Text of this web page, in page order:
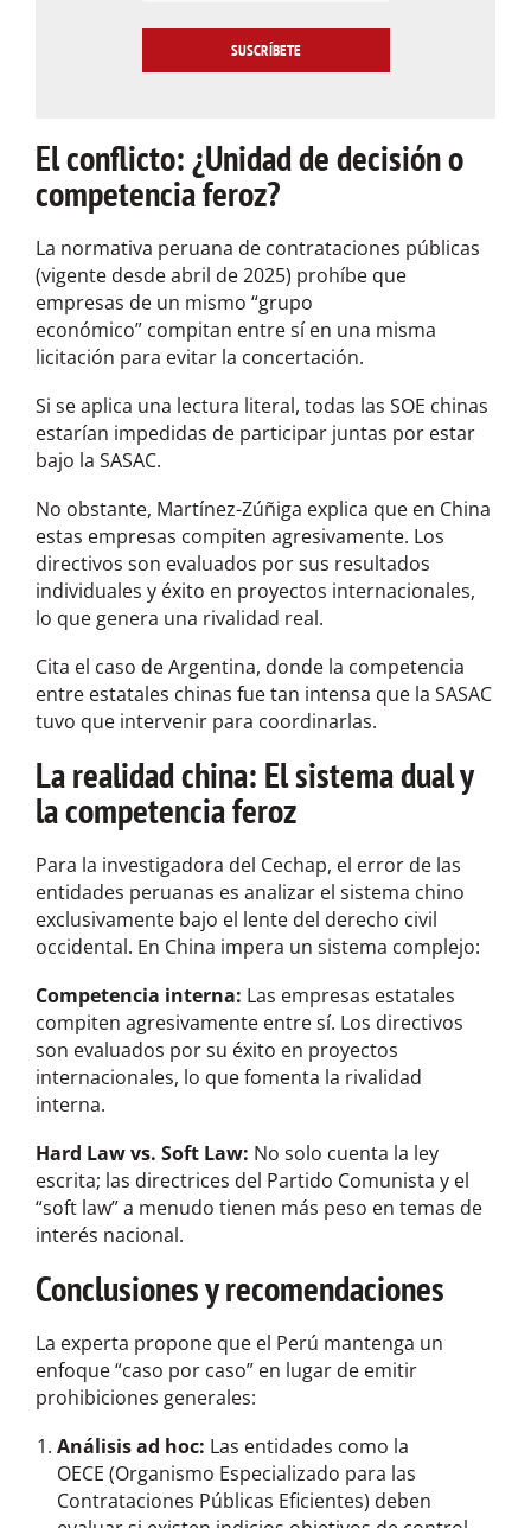
El conflicto: ¿Unidad de decisión o
competencia feroz?
La normativa peruana de contrataciones públicas
(vigente desde abril de 2025) prohíbe que
empresas de un mismo “grupo
económico” compitan entre sí en una misma
licitación para evitar la concertación.
Si se aplica una lectura literal, todas las SOE chinas
estarían impedidas de participar juntas por estar
bajo la SASAC.
No obstante, Martínez-Zúñiga explica que en China
estas empresas compiten agresivamente. Los
directivos son evaluados por sus resultados
individuales y éxito en proyectos internacionales,
lo que genera una rivalidad real.
Cita el caso de Argentina, donde la competencia
entre estatales chinas fue tan intensa que la SASAC
tuvo que intervenir para coordinarlas.
La realidad china: El sistema dual y
la competencia feroz
Para la investigadora del Cechap, el error de las
entidades peruanas es analizar el sistema chino
exclusivamente bajo el lente del derecho civil
occidental. En China impera un sistema complejo:
Competencia interna: Las empresas estatales
compiten agresivamente entre sí. Los directivos
son evaluados por su éxito en proyectos
internacionales, lo que fomenta la rivalidad
interna.
Hard Law vs. Soft Law: No solo cuenta la ley
escrita; las directrices del Partido Comunista y el
“soft law” a menudo tienen más peso en temas de
interés nacional.
Conclusiones y recomendaciones
La experta propone que el Perú mantenga un
enfoque “caso por caso” en lugar de emitir
prohibiciones generales:
Análisis ad hoc: Las entidades como la
OECE (Organismo Especializado para las
Contrataciones Públicas Eficientes) deben